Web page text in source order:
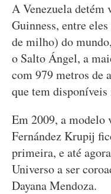
A Venezuela detém
Guinness, entre
de milho) do
o Salto Ángel, a
com 979 metros de
que tem
Em 2009, a modelo
Fernández Krupij
primeira, e até
Universo a ser
Dayana Mendoza.